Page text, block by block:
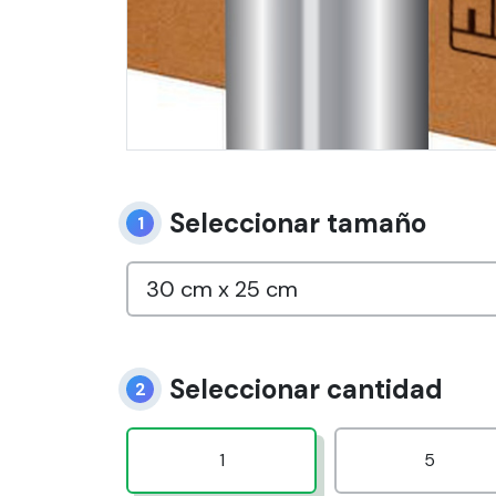
1 Seleccionar tamaño
2 Seleccionar cantidad
1 5